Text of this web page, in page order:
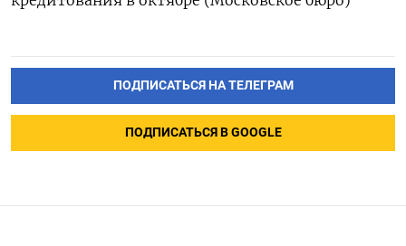
ПОДПИСАТЬСЯ НА ТЕЛЕГРАМ
ПОДПИСАТЬСЯ В GOOGLE